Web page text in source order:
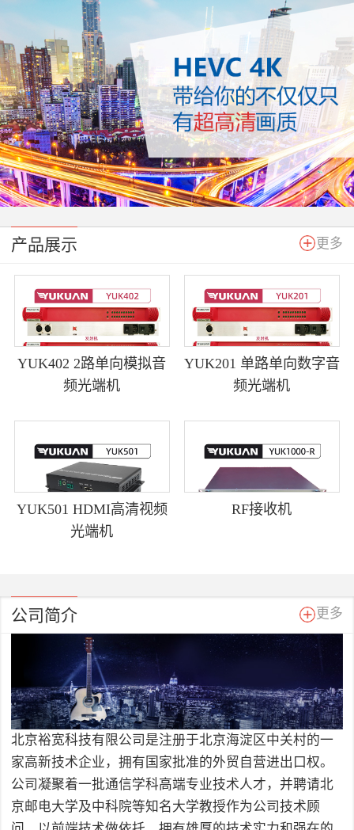
产品展示 更多
YUK402 2路单向模拟音
频光端机
YUK201 单路单向数字音
频光端机
YUK501 HDMI高清视频
光端机
RF接收机
公司简介 更多
北京裕宽科技有限公司是注册于北京海淀区中关村的一
家高新技术企业，拥有国家批准的外贸自营进出口权。
公司凝聚着一批通信学科高端专业技术人才，并聘请北
京邮电大学及中科院等知名大学教授作为公司技术顾